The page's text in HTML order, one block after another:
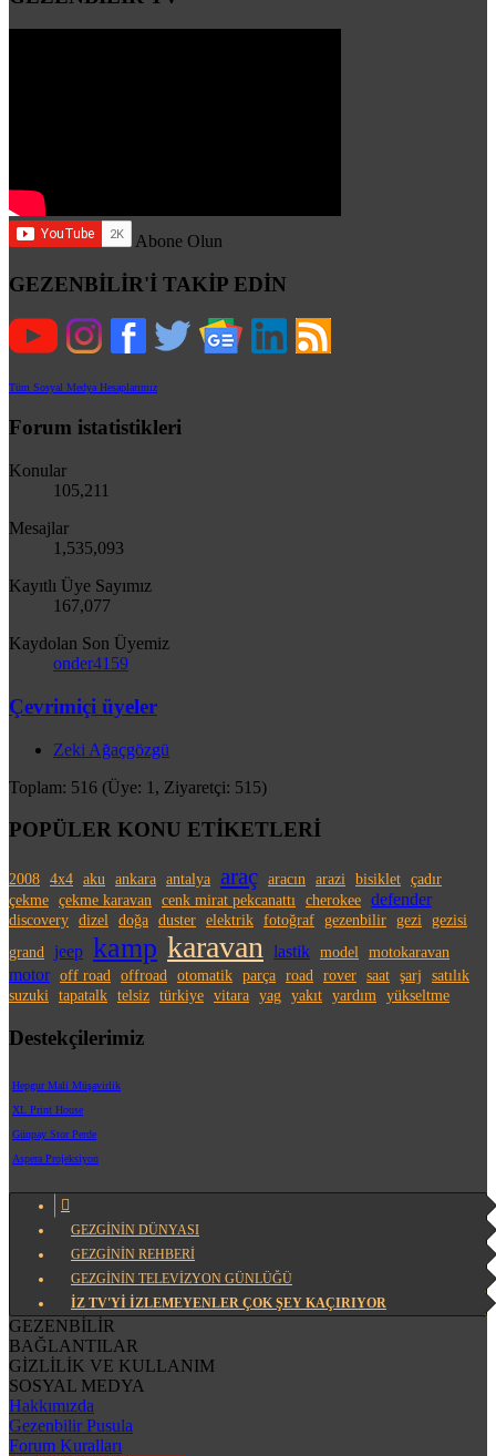
Abone Olun
GEZENBİLİR'İ TAKİP EDİN
Tüm Sosyal Medya Hesaplarımız
Forum istatistikleri
Konular
105,211
Mesajlar
1,535,093
Kayıtlı Üye Sayımız
167,077
Kaydolan Son Üyemiz
onder4159
Çevrimiçi üyeler
Zeki Ağaçgözgü
Toplam: 516 (Üye: 1, Ziyaretçi: 515)
POPÜLER KONU ETİKETLERİ
2008 4x4 aku ankara antalya araç aracın arazi bisiklet çadır
çekme çekme karavan cenk mirat pekcanattı cherokee defender
discovery dizel doğa duster elektrik fotoğraf gezenbilir gezi
gezisi
grand
jeep kamp karavan lastik model motokaravan
motor off road offroad otomatik parça road rover saat şarj
satılık
suzuki
tapatalk telsiz türkiye vitara yag yakıt yardım yükseltme
Destekçilerimiz
Hepgur Mali Müşavirlik
XL Print House
Günpay Stor Perde
Aspera Projeksiyon
GEZGİNİN DÜNYASI
GEZGİNİN REHBERİ
GEZGİNİN TELEVİZYON GÜNLÜĞÜ
İZ TV'YI İZLEMEYENLER ÇOK ŞEY KAÇIRIYOR
GEZENBİLİR
BAĞLANTILAR
GİZLİLİK VE KULLANIM
SOSYAL MEDYA
Hakkımızda
Gezenbilir Pusula
Forum Kuralları